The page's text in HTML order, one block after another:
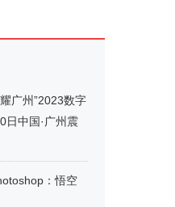
广州”2023数字
日中国·广州震
：悟空